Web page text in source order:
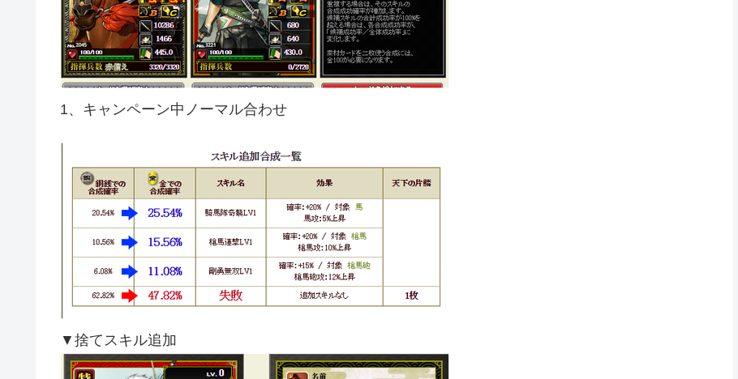
1、キャンペーン中ノーマル合わせ
▼捨てスキル追加